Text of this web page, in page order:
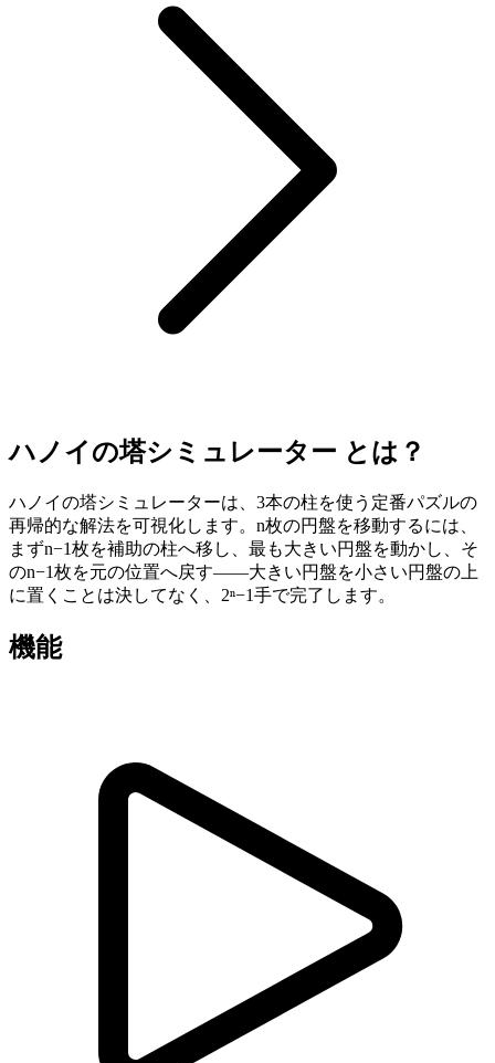
ハノイの塔シミュレーター とは？
ハノイの塔シミュレーターは、3本の柱を使う定番パズルの
再帰的な解法を可視化します。n枚の円盤を移動するには、
まずn−1枚を補助の柱へ移し、最も大きい円盤を動かし、そ
のn−1枚を元の位置へ戻す——大きい円盤を小さい円盤の上
に置くことは決してなく、2ⁿ−1手で完了します。
機能